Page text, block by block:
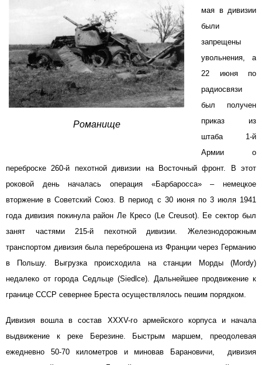
Романище
мая в дивизии
были
запрещены
увольнения, а
22 июня по
радиосвязи
был получен
приказ из
штаба 1-й
Армии о
переброске 260-й пехотной дивизии на Восточный фронт. В этот
роковой день началась операция «Барбаросса» – немецкое
вторжение в Советский Союз. В период с 30 июня по 3 июля 1941
года дивизия покинула район Ле Кресо (Le Creusot). Ее сектор был
занят частями 215-й пехотной дивизии. Железнодорожным
транспортом дивизия была переброшена из Франции через Германию
в Польшу. Выгрузка происходила на станции Морды (Mordy)
недалеко от города Седльце (Siedlce). Дальнейшее продвижение к
границе СССР севернее Бреста осуществлялось пешим порядком.
Дивизия вошла в состав XXXV-го армейского корпуса и начала
выдвижение к реке Березине. Быстрым маршем, преодолевая
ежедневно 50-70 километров и миновав Барановичи, дивизия